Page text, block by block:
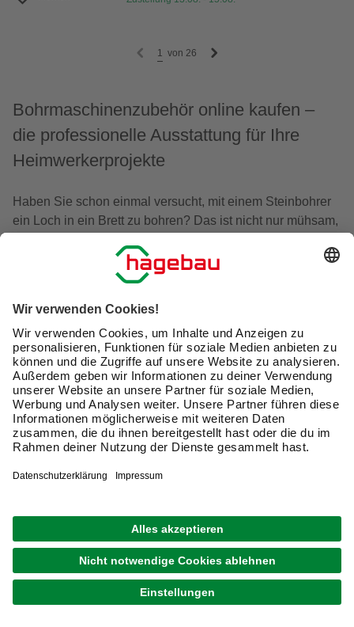
1 von 26
Bohrmaschinenzubehör online kaufen –
die professionelle Ausstattung für Ihre
Heimwerkerprojekte
Haben Sie schon einmal versucht, mit einem Steinbohrer
ein Loch in ein Brett zu bohren? Das ist nicht nur mühsam,
Ebenso verhält es sich mit Fliesen oder Metall: Jedes
Material benötigt eigenes Bohrmaschinenzubehör. Welche
Bohrmaschinenzubehör darüber hinaus bei hagebau.de
online erhältlich ist, lesen Sie hier.
Warum brauche ich unterschiedliche Bohrer?
Jedes Material hat spezifische Eigenschaften. Damit ein
hineingleiten können. Manchmal ist dafür ein
In anderen Fällen muss dasMaterial zertrümmert
werden, wie bei Stein oder Beton. Der
klassisches Bohrmaschinenzubehör, das zwar auf den
ersten Blick immer gleich aussieht, in den Details jedoch
den unterschiedlichen Anforderungen der verschiedenen